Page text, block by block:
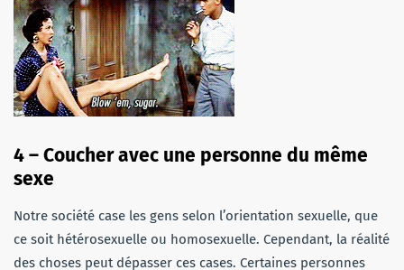
4 – Coucher avec une personne du même
sexe
Notre société case les gens selon l’orientation sexuelle, que
ce soit hétérosexuelle ou homosexuelle. Cependant, la réalité
des choses peut dépasser ces cases. Certaines personnes